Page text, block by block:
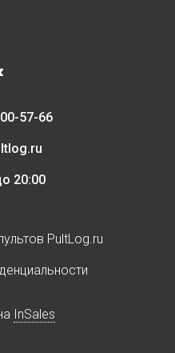
57-66
20:00
PultLog.ru
InSales